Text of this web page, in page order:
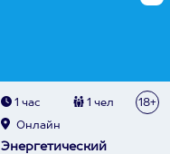
1 час 1 чел 18+
Онлайн
Энергетический